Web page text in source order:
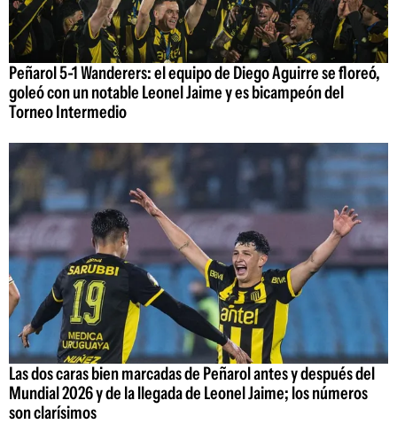
Peñarol 5-1 Wanderers: el equipo de Diego Aguirre se floreó,
goleó con un notable Leonel Jaime y es bicampeón del
Torneo Intermedio
Las dos caras bien marcadas de Peñarol antes y después del
Mundial 2026 y de la llegada de Leonel Jaime; los números
son clarísimos